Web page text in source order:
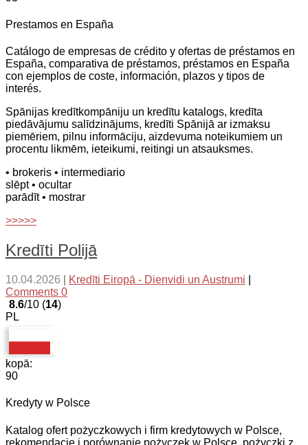
Prestamos en España
Catálogo de empresas de crédito y ofertas de préstamos en
España, comparativa de préstamos, préstamos en España
con ejemplos de coste, información, plazos y tipos de
interés.
Spānijas kredītkompāniju un kredītu katalogs, kredīta
piedāvājumu salīdzinājums, kredīti Spānijā ar izmaksu
piemēriem, pilnu informāciju, aizdevuma noteikumiem un
procentu likmēm, ieteikumi, reitingi un atsauksmes.
• brokeris • intermediario
slēpt• ocultar
parādīt• mostrar
>>>>>
Kredīti Polijā
10.04.2026 Kredīti Eiropā - Dienvidi un Austrumi
Comments 0
8.6/10 (14)
PL
kopā:
90
Kredyty w Polsce
Katalog ofert pożyczkowych i firm kredytowych w Polsce,
rekomendacje i porównanie pożyczek w Polsce, pożyczki z